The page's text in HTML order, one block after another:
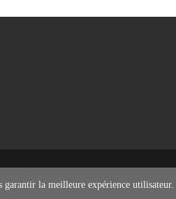
garantir la meilleure expérience utilisateur.